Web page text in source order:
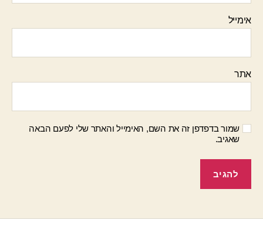
אימייל
אתר
שמור בדפדפן זה את השם, האימייל והאתר שלי לפעם הבאה
שאגיב.